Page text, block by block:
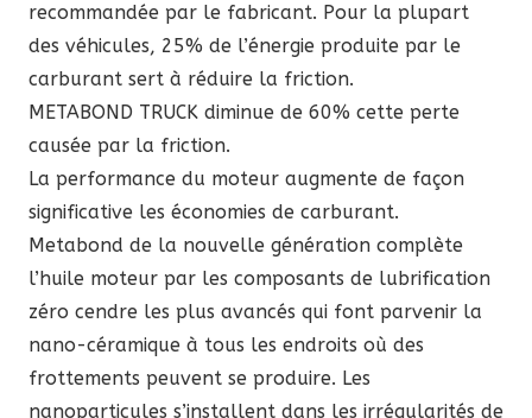
recommandée par le fabricant. Pour la plupart
des véhicules, 25% de l’énergie produite par le
carburant sert à réduire la friction.
METABOND TRUCK diminue de 60% cette perte
causée par la friction.
La performance du moteur augmente de façon
significative les économies de carburant.
Metabond de la nouvelle génération complète
l’huile moteur par les composants de lubrification
zéro cendre les plus avancés qui font parvenir la
nano-céramique à tous les endroits où des
frottements peuvent se produire. Les
nanoparticules s’installent dans les irrégularités de